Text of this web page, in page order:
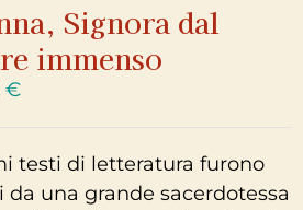
Signora dal
immenso
€
testi di letteratura furono
da una grande sacerdotessa